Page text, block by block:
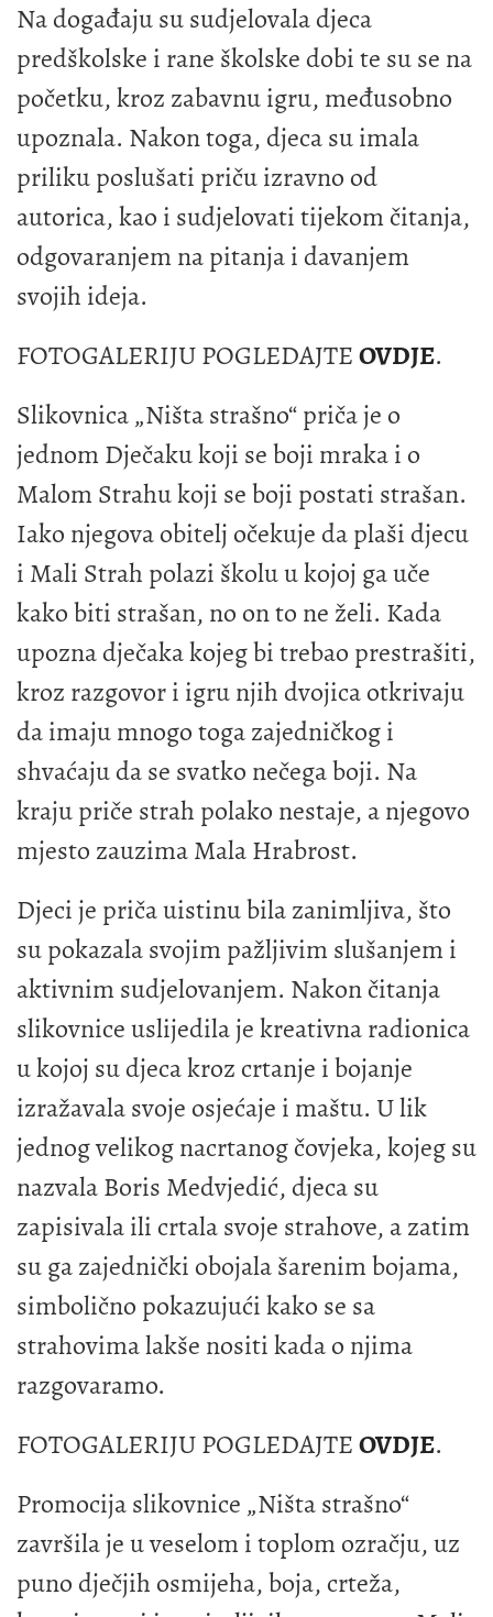
Na događaju su sudjelovala djeca
predškolske i rane školske dobi te su se na
početku, kroz zabavnu igru, međusobno
upoznala. Nakon toga, djeca su imala
priliku poslušati priču izravno od
autorica, kao i sudjelovati tijekom čitanja,
odgovaranjem na pitanja i davanjem
svojih ideja.
FOTOGALERIJU POGLEDAJTEOVDJE.
Slikovnica „Ništa strašno“ priča je o
jednom Dječaku koji se boji mraka i o
Malom Strahu koji se boji postati strašan.
Iako njegova obitelj očekuje da plaši djecu
i Mali Strah polazi školu u kojoj ga uče
kako biti strašan, no on to ne želi. Kada
upozna dječaka kojeg bi trebao prestrašiti,
kroz razgovor i igru njih dvojica otkrivaju
da imaju mnogo toga zajedničkog i
shvaćaju da se svatko nečega boji. Na
kraju priče strah polako nestaje, a njegovo
mjesto zauzima Mala Hrabrost.
Djeci je priča uistinu bila zanimljiva, što
su pokazala svojim pažljivim slušanjem i
aktivnim sudjelovanjem. Nakon čitanja
slikovnice uslijedila je kreativna radionica
u kojoj su djeca kroz crtanje i bojanje
izražavala svoje osjećaje i maštu. U lik
jednog velikog nacrtanog čovjeka, kojeg su
nazvala Boris Medvjedić, djeca su
zapisivala ili crtala svoje strahove, a zatim
su ga zajednički obojala šarenim bojama,
simbolično pokazujući kako se sa
strahovima lakše nositi kada o njima
razgovaramo.
FOTOGALERIJU POGLEDAJTEOVDJE.
Promocija slikovnice „Ništa strašno“
završila je u veselom i toplom ozračju, uz
puno dječjih osmijeha, boja, crteža,